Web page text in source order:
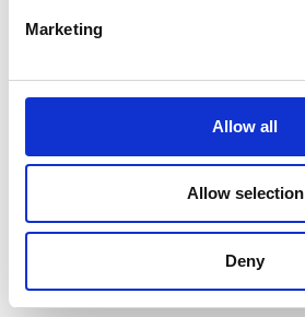
Marketing
Allow all
Allow selection
Deny
Assemblage
Mise en bloc